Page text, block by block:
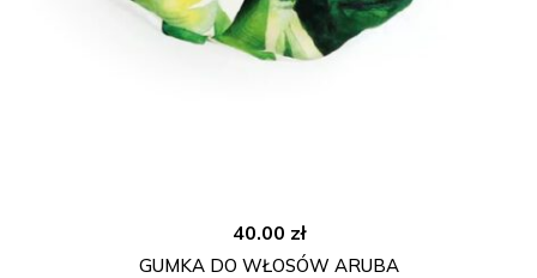
40.00 zł
GUMKA DO WŁOSÓW ARUBA